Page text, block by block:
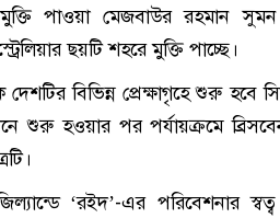
মুক্তি পাওয়া মেজবাউর রহমান
ছয়টি শহরে মুক্তি পাচ্ছে।
বিভিন্ন প্রেক্ষাগৃহে শুরু হবে
শুরু হওয়ার পর পর্যায়ক্রমে
‘রইদ’-এর পরিবেশনার